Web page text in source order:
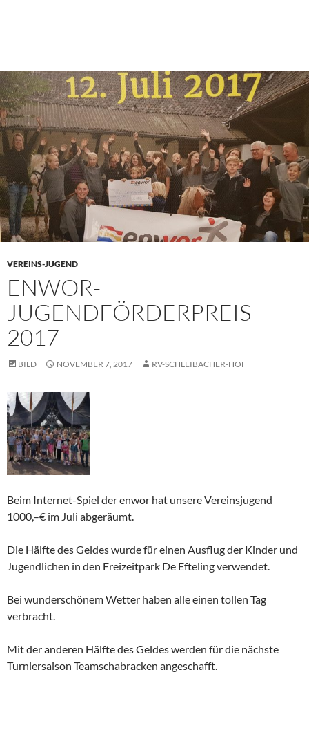
VEREINS-JUGEND
ENWOR-
JUGENDFÖRDERPREIS
2017
BILD NOVEMBER 7, 2017 RV-SCHLEIBACHER-HOF
Beim Internet-Spiel der enwor hat unsere Vereinsjugend
1000,–€ im Juli abgeräumt.
Die Hälfte des Geldes wurde für einen Ausflug der Kinder und
Jugendlichen in den Freizeitpark De Efteling verwendet.
Bei wunderschönem Wetter haben alle einen tollen Tag
verbracht.
Mit der anderen Hälfte des Geldes werden für die nächste
Turniersaison Teamschabracken angeschafft.